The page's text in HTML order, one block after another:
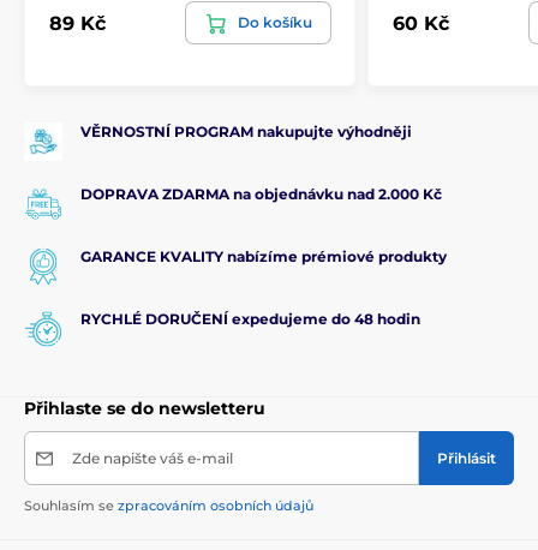
89 Kč Do košíku 60 Kč
VĚRNOSTNÍ PROGRAM nakupujte výhodněji
DOPRAVA ZDARMA na objednávku nad 2.000 Kč
GARANCE KVALITY nabízíme prémiové produkty
RYCHLÉ DORUČENÍ expedujeme do 48 hodin
Přihlaste se do newsletteru
Zde napište váš e-mail Přihlásit
Souhlasím se zpracováním osobních údajů